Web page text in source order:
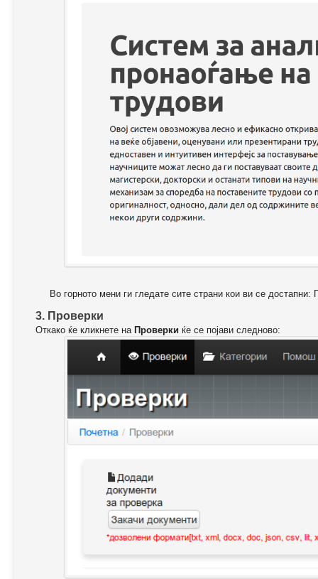
Во горното мени ги гледате сите страни кои ви се
3. Проверки
Откако ќе кликнете на Проверки ќе се појави следново: